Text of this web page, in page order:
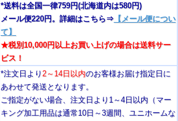
*送料は全国一律759円(北海道内は580円)
メール便220円。詳細はこちら⇒ 【メール便につい
て】
★税別10,000円以上お買い上げの場合は送料サー
ビス！
*注文日より2～14日以内のお客様お届け指定日に
あわせて発送となります。
ご指定がない場合、注文日より1～4日以内 （マー
キング加工用品は通常10日 ～3週間、ユニホームな